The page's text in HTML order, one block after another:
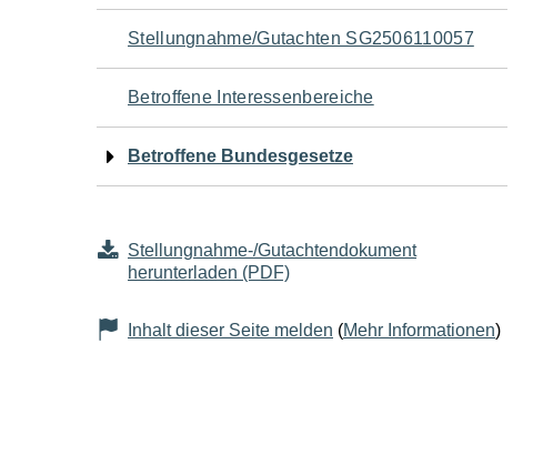
Navigation
für
den
Seiteninhalt
Stellungnahme/Gutachten SG2506110057
Betroffene Interessenbereiche
Betroffene Bundesgesetze
Stellungnahme-/Gutachtendokument
herunterladen (PDF)
Inhalt dieser Seite melden (Mehr Informationen)